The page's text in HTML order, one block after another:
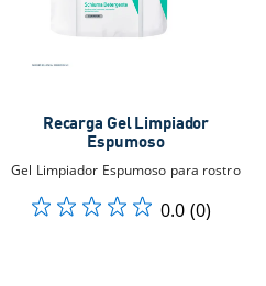
Recarga Gel Limpiador
Espumoso
Gel Limpiador Espumoso para rostro
0.0 (0)